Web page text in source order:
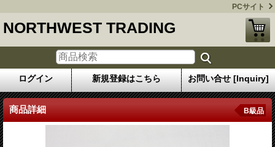
PCサイト
NORTHWEST TRADING
ログイン 新規登録はこちら お問い合せ [Inquiry]
商品詳細 B級品